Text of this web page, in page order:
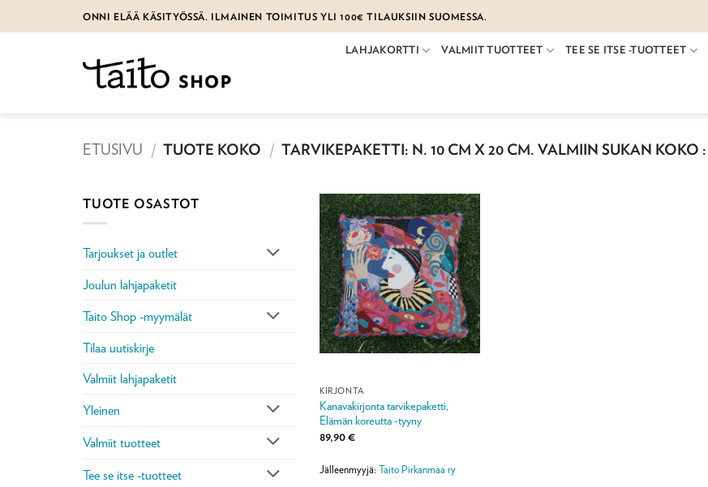
to
ONNI ELÄÄ KÄSITYÖSSÄ. ILMAINEN TOIMITUS YLI 100€ TILAUKSIIN SUOMESSA.
LAHJAKORTTI VALMIIT TUOTTEET TEE SE ITSE -TUOTTEET
ETUSIVU / TUOTE KOKO / TARVIKEPAKETTI: N. 10 CM X 20 CM. VALMIIN SUKAN KOKO :
TUOTE OSASTOT
Tarjoukset ja outlet
Joulun lahjapaketit
Taito Shop -myymälät
Tilaa uutiskirje
Valmiit lahjapaketit
Yleinen
Valmiit tuotteet
Tee se itse -tuotteet
KIRJONTA
Kanavakirjonta tarvikepaketti,
Elämän koreutta -tyyny
89,90€
Jälleenmyyjä:Taito Pirkanmaa ry